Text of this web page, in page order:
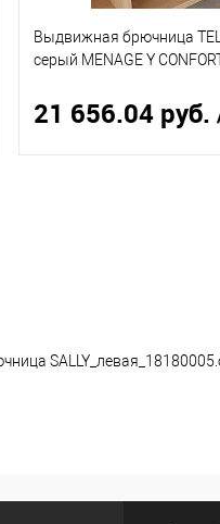
Выдвижная брючница
серый MENAGE Y
21 656.04 руб.